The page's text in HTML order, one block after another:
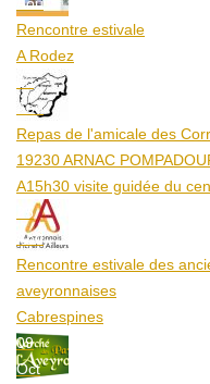
Rencontre estivale
A Rodez
23
Aoû
Repas de l'amicale des
19230 ARNAC
A15h30 visite guidée du
25
Aoû
Rencontre estivale des
aveyronnaises
Cabrespines
09
Oct